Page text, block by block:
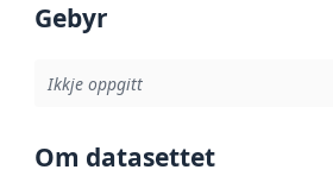
Gebyr
Ikkje oppgitt
Om datasettet